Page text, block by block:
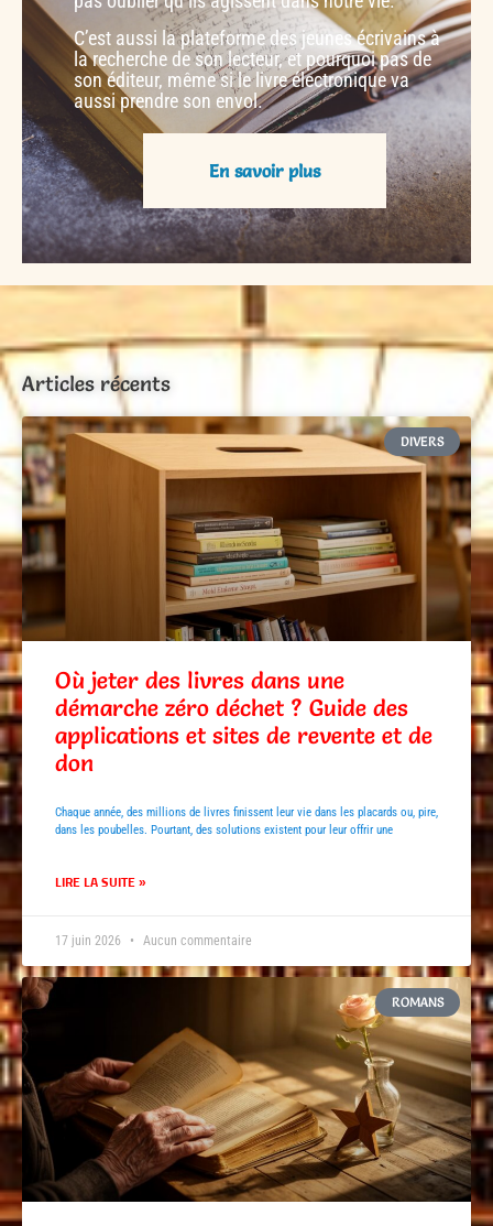
C’est aussi la plateforme des jeunes écrivains à
la recherche de son lecteur, et pourquoi pas de
son éditeur, même si le livre électronique va
aussi prendre son envol.
En savoir plus
Articles récents
DIVERS
Où jeter des livres dans une
démarche zéro déchet ? Guide des
applications et sites de revente et de
don
Chaque année, des millions de livres finissent leur vie dans les placards ou, pire,
dans les poubelles. Pourtant, des solutions existent pour leur offrir une
LIRE LA SUITE »
17 juin 2026 Aucun commentaire
ROMANS